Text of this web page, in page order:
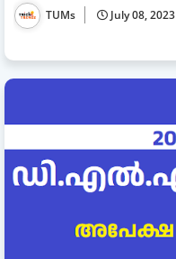
TUMs July 08, 2023